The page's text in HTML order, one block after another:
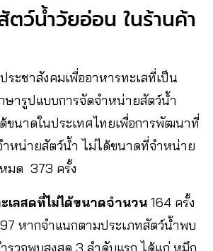
ว์น้ำวัยอ่อน ในร้านค้า
ระชาสังคมเพื่ออาหารทะเลที่เป็น
ษารูปแบบการจัดจำหน่ายสัตว์น้ำ
ขนาดในประเทศไทยเพื่อการพัฒนาที่
ำหน่ายสัตว์น้ำ ไม่ได้ขนาดที่จำหน่าย
มด 373 ครั้ง
เลสดที่ไม่ได้ขนาดจำนวน 164 ครั้ง
หากจำแนกตามประเภทสัตว์น้ำพบ